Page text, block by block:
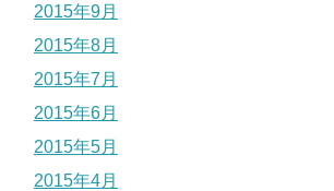
2015年9月
2015年8月
2015年7月
2015年6月
2015年5月
2015年4月